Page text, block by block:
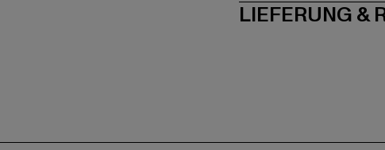
LIEFERUNG &